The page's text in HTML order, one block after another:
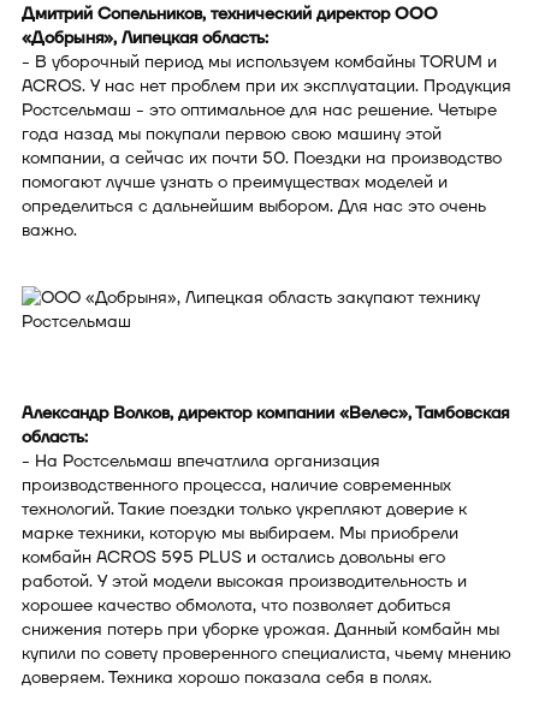
Дмитрий Сопельников, технический директор ООО
«Добрыня», Липецкая область:
- В уборочный период мы используем комбайны TORUM и
ACROS. У нас нет проблем при их эксплуатации. Продукция
Ростсельмаш - это оптимальное для нас решение. Четыре
года назад мы покупали первою свою машину этой
компании, а сейчас их почти 50. Поездки на производство
помогают лучше узнать о преимуществах моделей и
определиться с дальнейшим выбором. Для нас это очень
важно.
Александр Волков, директор компании «Велес», Тамбовская
область:
- На Ростсельмаш впечатлила организация
производственного процесса, наличие современных
технологий. Такие поездки только укрепляют доверие к
марке техники, которую мы выбираем. Мы приобрели
комбайн ACROS 595 PLUS и остались довольны его
работой. У этой модели высокая производительность и
хорошее качество обмолота, что позволяет добиться
снижения потерь при уборке урожая. Данный комбайн мы
купили по совету проверенного специалиста, чьему мнению
доверяем. Техника хорошо показала себя в полях.